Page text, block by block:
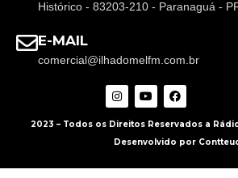
Histórico - 83203-210 - Paranaguá -
E-MAIL
comercial@ilhadomelfm.com.br
2023 – Todos os Direitos Reservados a
Desenvolvido por